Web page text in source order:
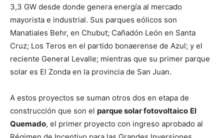
3,3 GW desde donde genera energía al mercado
mayorista e industrial. Sus parques eólicos son
Manatiales Behr, en Chubut; Cañadón León en Santa
Cruz; Los Teros en el partido bonaerense de Azul; y el
reciente General Levalle; mientras que su primer parque
solar es El Zonda en la provincia de San Juan.
A estos proyectos se suman otros dos en etapa de
construcción que son el parque solar fotovoltaico El
Quemado, el primer proyecto con ingreso aprobado al